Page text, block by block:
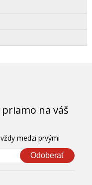
na váš
medzi prvými
Odoberať